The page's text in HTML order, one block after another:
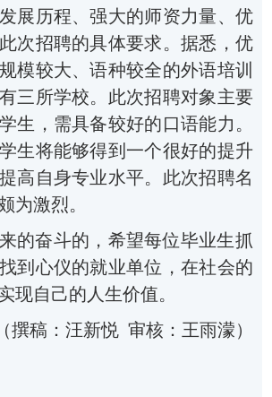
展历程、强大的师资力量、优
次招聘的具体要求。 据悉，优
模较大、语种较全的外语培训
三所学校。此次招聘对象主要
生，需具备较好的口语能力。
生将能够得到一个很好的提升
高自身专业水平。此次招聘名
为激烈。
的奋斗的， 希望每位毕业生抓
到心仪的就业单位，在社会的
现自己的人生价值。
（撰稿：汪新悦 审核：王雨濛）